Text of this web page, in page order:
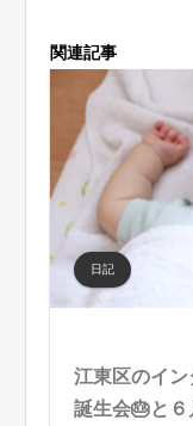
関連記事
日記
江東区のイ
誕生会🎂と